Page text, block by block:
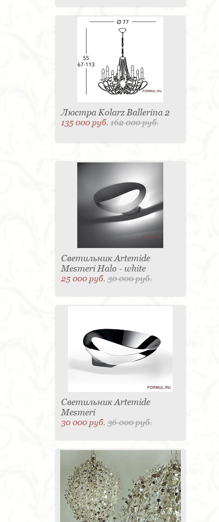
Люстра Kolarz Ballerina 2
135 000 руб.162 000 руб.
Светильник Artemide
Mesmeri Halo - white
25 000 руб.30 000 руб.
Светильник Artemide
Mesmeri
30 000 руб.36 000 руб.